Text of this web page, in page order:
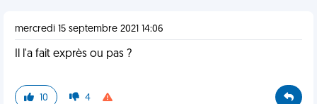
mercredi 15 septembre 2021 14:06
Il l'a fait exprès ou pas ?
10 4